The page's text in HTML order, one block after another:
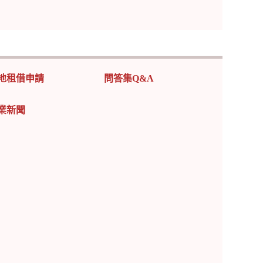
租借申請
新聞
問答集Q&A